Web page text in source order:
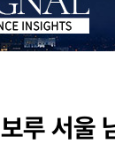
루 서울